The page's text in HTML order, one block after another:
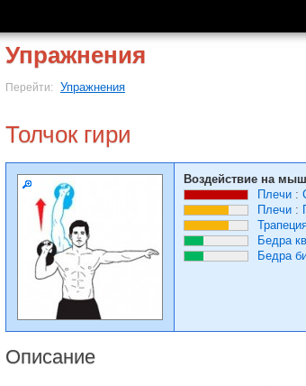
Упражнения
Перейти: Упражнения
Толчок гири
Воздействие на
Плечи :
Плечи :
Бедра
Бедра
Описание